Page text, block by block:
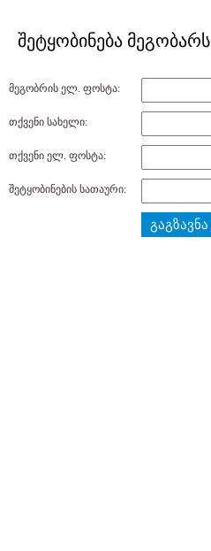
შეტყობინება მეგობარს
მეგობრის ელ. ფოსტა:
თქვენი სახელი:
თქვენი ელ. ფოსტა:
შეტყობინების სათაური:
გაგზავნა